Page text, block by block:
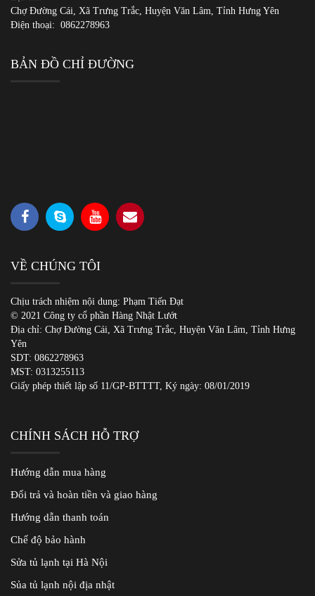
Chợ Đường Cái, Xã Trưng Trắc, Huyện Văn Lâm, Tỉnh Hưng Yên
Điện thoại: 0862278963
BẢN ĐỒ CHỈ ĐƯỜNG
VỀ CHÚNG TÔI
Chịu trách nhiệm nội dung: Phạm Tiến Đạt
© 2021 Công ty cổ phần Hàng Nhật Lướt
Địa chỉ: Chợ Đường Cái, Xã Trưng Trắc, Huyện Văn Lâm, Tỉnh Hưng
Yên
SDT: 0862278963
MST: 0313255113
Giấy phép thiết lập số 11/GP-BTTTT, Ký ngày: 08/01/2019
CHÍNH SÁCH HỖ TRỢ
Hướng dẫn mua hàng
Đổi trả và hoàn tiền và giao hàng
Hướng dẫn thanh toán
Chế độ bảo hành
Sửa tủ lạnh tại Hà Nội
Sủa tủ lạnh nội địa nhật